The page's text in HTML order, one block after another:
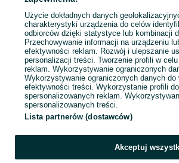
Użycie dokładnych danych
charakterystyki urządzenia do celów
odbiorców dzięki statystyce lub kombinacji
Przechowywanie informacji na urządzeniu
efektywności reklam. Rozwój i ulepszanie
personalizacji treści. Tworzenie profili w
reklam. Wykorzystywanie ograniczonych
Wykorzystywanie ograniczonych danych
efektywności treści. Wykorzystanie profili
spersonalizowanych reklam.
spersonalizowanych treści.
Lista partnerów (dostawców)
Akceptuj